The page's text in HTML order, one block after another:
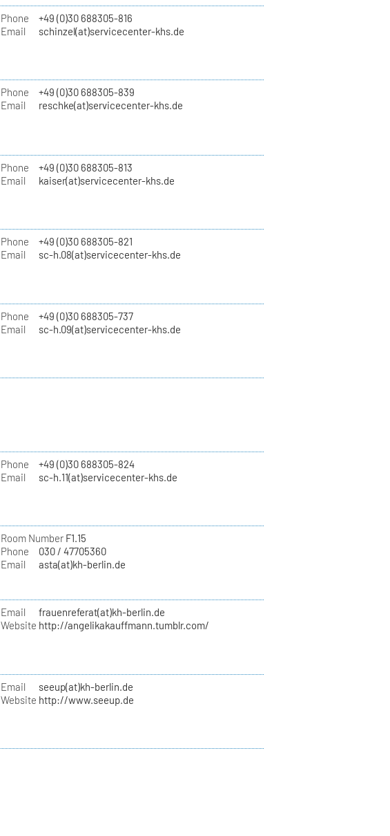
Phone
+49 (0)30 688305-816
Email
schinzel(at)servicecenter-khs.de
Phone
+49 (0)30 688305-839
Email
reschke(at)servicecenter-khs.de
Phone
+49 (0)30 688305-813
Email
kaiser(at)servicecenter-khs.de
Phone
+49 (0)30 688305-821
Email
sc-h.08(at)servicecenter-khs.de
Phone
+49 (0)30 688305-737
Email
sc-h.09(at)servicecenter-khs.de
Phone
+49 (0)30 688305-824
Email
sc-h.11(at)servicecenter-khs.de
Room NumberF1.15
Phone
030 / 47705360
Email
asta(at)kh-berlin.de
Email
frauenreferat(at)kh-berlin.de
Website http://angelikakauffmann.tumblr.com/
Email
seeup(at)kh-berlin.de
Website http://www.seeup.de